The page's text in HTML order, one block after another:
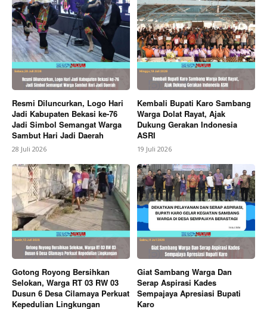
News Week
Magazine PRO
SUBSCRIBE NOW
Resmi Diluncurkan, Logo Hari
Jadi Kabupaten Bekasi ke-76
Jadi Simbol Semangat Warga
Sambut Hari Jadi Daerah
28 Juli 2026
Kembali Bupati Karo Sambang
Warga Dolat Rayat, Ajak
Dukung Gerakan Indonesia
ASRI
19 Juli 2026
Gotong Royong Bersihkan
Selokan, Warga RT 03 RW 03
Dusun 6 Desa Cilamaya Perkuat
Kepedulian Lingkungan
Giat Sambang Warga Dan
Serap Aspirasi Kades
Sempajaya Apresiasi Bupati
Karo